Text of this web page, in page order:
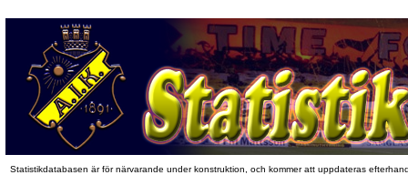
Statistikdatabasen är för närvarande under konstruktion, och kommer att uppdateras